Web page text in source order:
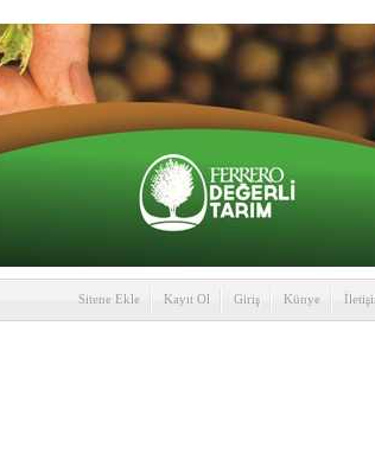
Sitene Ekle Kayıt Ol Giriş Künye